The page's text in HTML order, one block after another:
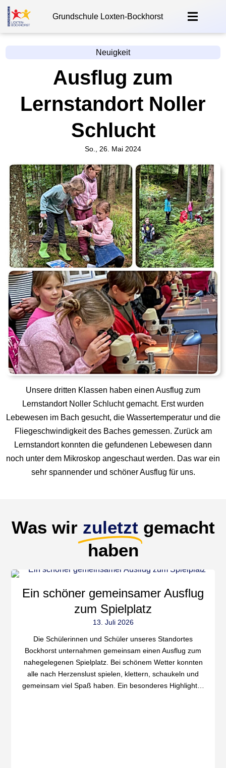
Grundschule Loxten-Bockhorst
Neuigkeit
Ausflug zum
Lernstandort Noller
Schlucht
So., 26. Mai 2024
Unsere dritten Klassen haben einen Ausflug zum
Lernstandort Noller Schlucht gemacht. Erst wurden
Lebewesen im Bach gesucht, die Wassertemperatur und die
Fliegeschwindigkeit des Baches gemessen. Zurück am
Lernstandort konnten die gefundenen Lebewesen dann
noch unter dem Mikroskop angeschaut werden. Das war ein
sehr spannender und schöner Ausflug für uns.
Was wir zuletzt gemacht
haben
Ein schöner gemeinsamer Ausflug
zum Spielplatz
13. Juli 2026
Die Schülerinnen und Schüler unseres Standortes
Bockhorst unternahmen gemeinsam einen Ausflug zum
nahegelegenen Spielplatz. Bei schönem Wetter konnten
alle nach Herzenslust spielen, klettern, schaukeln und
gemeinsam viel Spaß haben. Ein besonderes Highlight…